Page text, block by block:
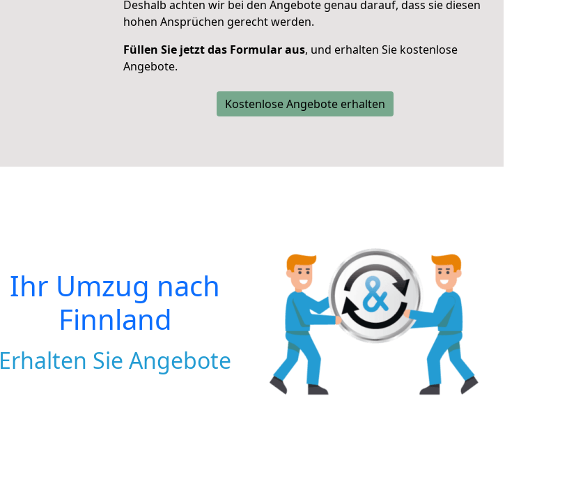
Deshalb achten wir bei den Angebote genau darauf, dass sie diesen
hohen Ansprüchen gerecht werden.
Füllen Sie jetzt das Formular aus, und erhalten Sie kostenlose
Angebote.
Kostenlose Angebote erhalten
Ihr Umzug nach
Finnland
Erhalten Sie Angebote